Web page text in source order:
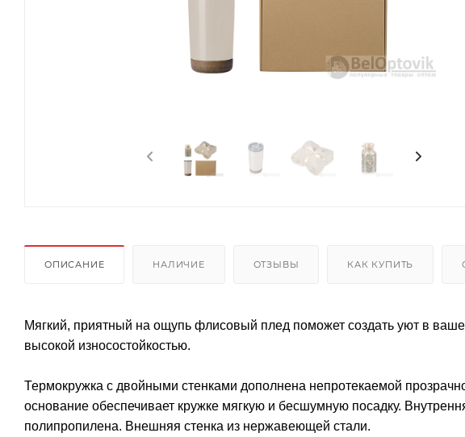
ОПИСАНИЕ НАЛИЧИЕ ОТЗЫВЫ КАК КУПИТЬ
Мягкий, приятный на ощупь флисовый плед поможет создать уют в
высокой износостойкостью.
Термокружка с двойными стенками дополнена непротекаемой
основание обеспечивает кружке мягкую и бесшумную посадку.
полипропилена. Внешняя стенка из нержавеющей стали.